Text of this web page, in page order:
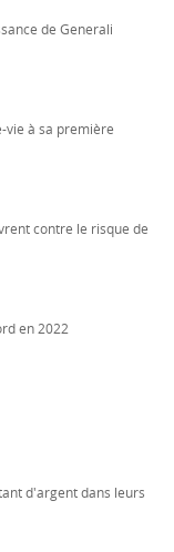
de Generali
vie à sa première
contre le risque de
en 2022
d'argent dans leurs